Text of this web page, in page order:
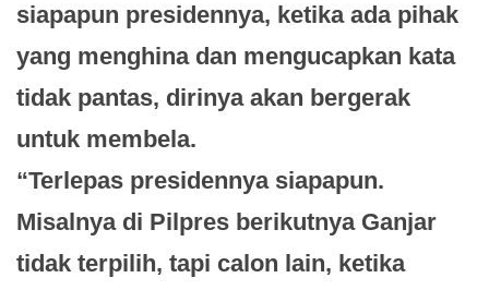
siapapun presidennya, ketika ada pihak
yang menghina dan mengucapkan kata
tidak pantas, dirinya akan bergerak
untuk membela.
“Terlepas presidennya siapapun.
Misalnya di Pilpres berikutnya Ganjar
tidak terpilih, tapi calon lain, ketika